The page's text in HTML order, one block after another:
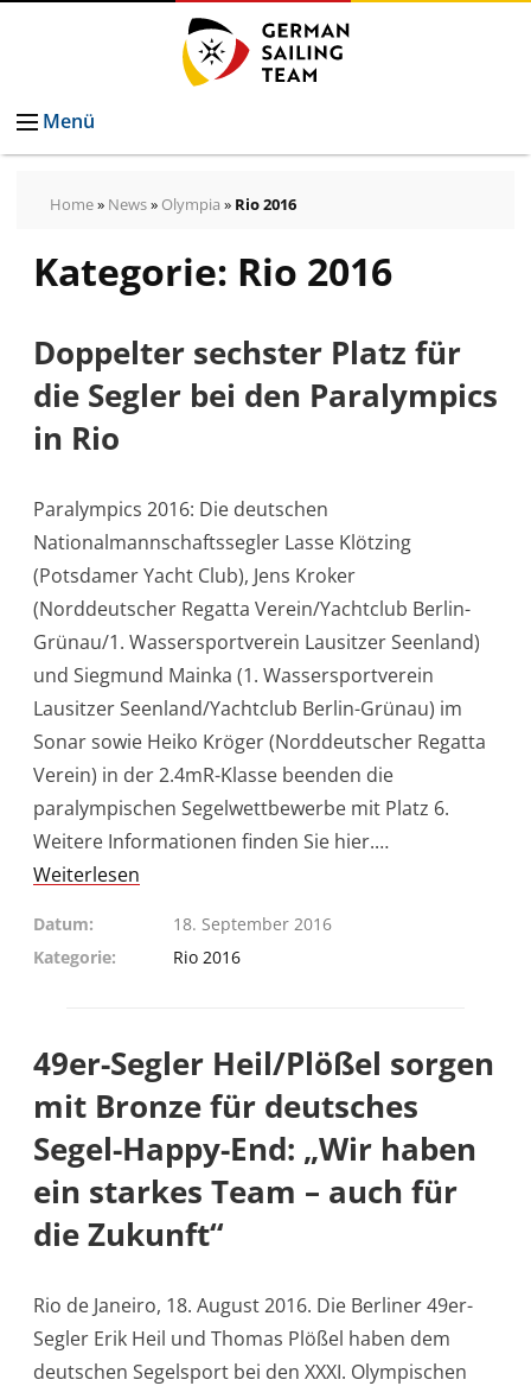
Menü
Home» News» Olympia » Rio 2016
Kategorie: Rio 2016
Doppelter sechster Platz für
die Segler bei den Paralympics
in Rio
Paralympics 2016: Die deutschen
Nationalmannschaftssegler Lasse Klötzing
(Potsdamer Yacht Club), Jens Kroker
(Norddeutscher Regatta Verein/Yachtclub Berlin-
Grünau/1. Wassersportverein Lausitzer Seenland)
und Siegmund Mainka (1. Wassersportverein
Lausitzer Seenland/Yachtclub Berlin-Grünau) im
Sonar sowie Heiko Kröger (Norddeutscher Regatta
Verein) in der 2.4mR-Klasse beenden die
paralympischen Segelwettbewerbe mit Platz 6.
Weitere Informationen finden Sie hier.…
Weiterlesen
Datum
18. September 2016
Kategorie
Rio 2016
49er-Segler Heil/Plößel sorgen
mit Bronze für deutsches
Segel-Happy-End: „Wir haben
ein starkes Team – auch für
die Zukunft“
Rio de Janeiro, 18. August 2016. Die Berliner 49er-
Segler Erik Heil und Thomas Plößel haben dem
deutschen Segelsport bei den XXXI. Olympischen